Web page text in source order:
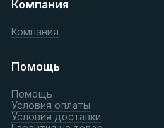
Компания
Компания
Помощь
Помощь
Условия оплаты
Условия доставки